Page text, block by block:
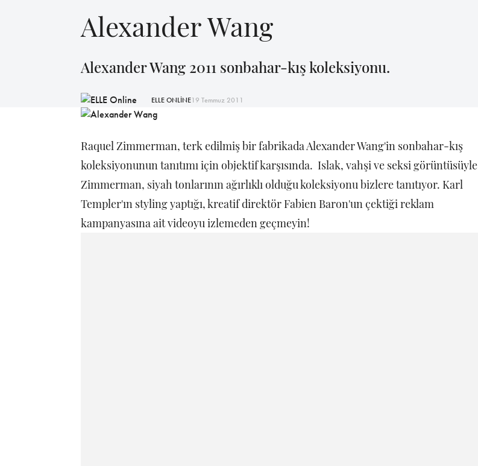
Alexander Wang
Alexander Wang 2011 sonbahar-kış koleksiyonu.
ELLE ONLİNE19 Temmuz 2011
Raquel Zimmerman, terk edilmiş bir fabrikada Alexander Wang'in sonbahar-kış
koleksiyonunun tanıtımı için objektif karşısında. Islak, vahşi ve seksi görüntüsüyle
Zimmerman, siyah tonlarının ağırlıklı olduğu koleksiyonu bizlere tanıtıyor. Karl
Templer'ın styling yaptığı, kreatif direktör Fabien Baron'un çektiği reklam
kampanyasına ait videoyu izlemeden geçmeyin!